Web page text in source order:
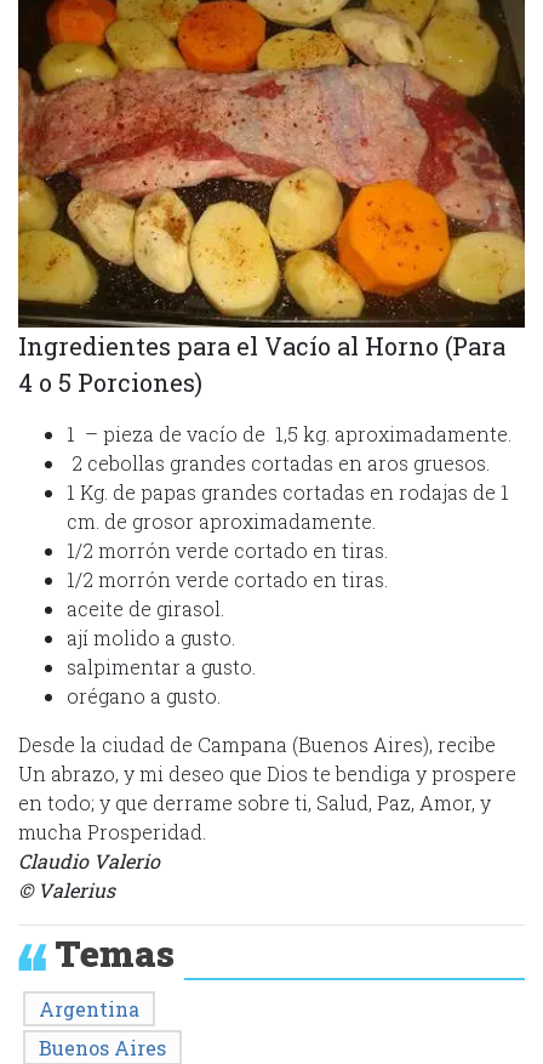
Ingredientes para el Vacío al Horno (Para
4 o 5 Porciones)
1 – pieza de vacío de 1,5 kg. aproximadamente.
2 cebollas grandes cortadas en aros gruesos.
1 Kg. de papas grandes cortadas en rodajas de 1
cm. de grosor aproximadamente.
1/2 morrón verde cortado en tiras.
1/2 morrón verde cortado en tiras.
aceite de girasol.
ají molido a gusto.
salpimentar a gusto.
orégano a gusto.
Desde la ciudad de Campana (Buenos Aires), recibe
Un abrazo, y mi deseo que Dios te bendiga y prospere
en todo; y que derrame sobre ti, Salud, Paz, Amor, y
mucha Prosperidad.
Claudio Valerio
© Valerius
Temas
Argentina
Buenos Aires